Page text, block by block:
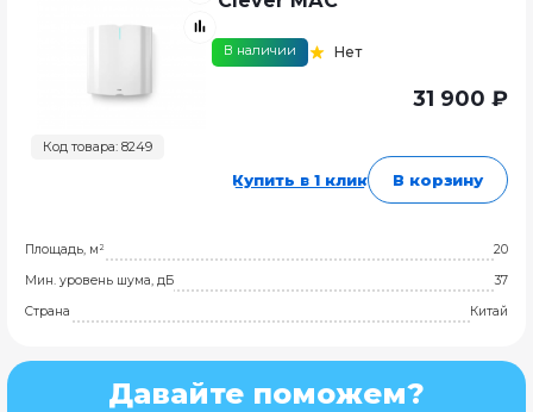
Код товара: 8249
В наличии Нет
31 900 ₽
Купить в 1 клик В корзину
Площадь, м²
20
Мин. уровень шума, дБ
37
Страна
Китай
Давайте поможем?